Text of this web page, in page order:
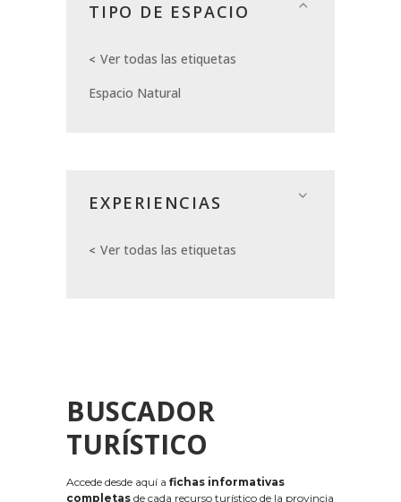
TIPO DE ESPACIO
Ver todas las etiquetas
Espacio Natural
EXPERIENCIAS
Ver todas las etiquetas
BUSCADOR
TURÍSTICO
Accede desde aquí a fichas informativas
completas de cada recurso turístico de la provincia